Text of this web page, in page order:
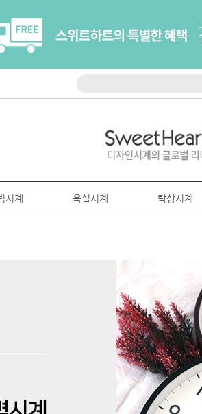
시계 욕실시계 탁상시계